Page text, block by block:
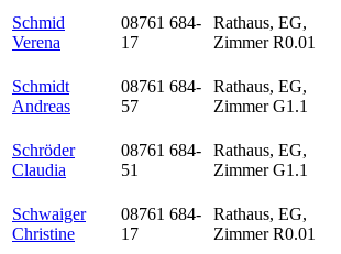
Schmid
Verena
08761 684-
17
Rathaus, EG,
Zimmer R0.01
Schmidt
Andreas
08761 684-
57
Rathaus, EG,
Zimmer G1.1
Schröder
Claudia
08761 684-
51
Rathaus, EG,
Zimmer G1.1
Schwaiger
Christine
08761 684-
17
Rathaus, EG,
Zimmer R0.01